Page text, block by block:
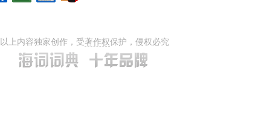
以上内容独家创作，受著作权保护，侵权必究